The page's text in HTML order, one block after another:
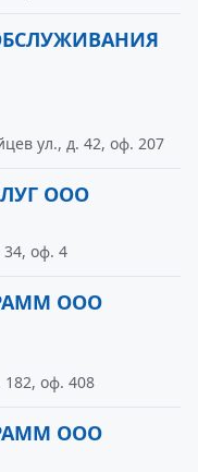
ул., д. 42, оф. 207
ООО
34, оф. 4
ООО
182, оф. 408
ООО